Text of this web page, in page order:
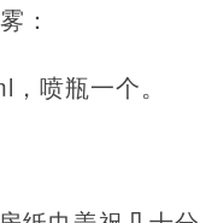
：
喷瓶一个。